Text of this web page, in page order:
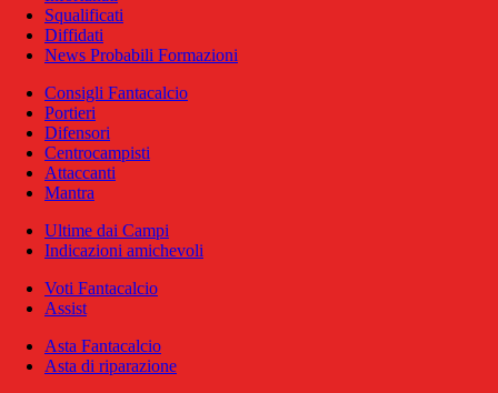
Squalificati
Diffidati
News Probabili Formazioni
Consigli Fantacalcio
Portieri
Difensori
Centrocampisti
Attaccanti
Mantra
Ultime dai Campi
Indicazioni amichevoli
Voti Fantacalcio
Assist
Asta Fantacalcio
Asta di riparazione